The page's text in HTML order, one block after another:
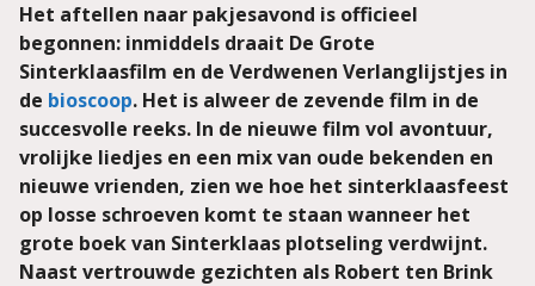
Het aftellen naar pakjesavond is officieel
begonnen: inmiddels draait De Grote
Sinterklaasfilm en de Verdwenen Verlanglijstjes in
de bioscoop. Het is alweer de zevende film in de
succesvolle reeks. In de nieuwe film vol avontuur,
vrolijke liedjes en een mix van oude bekenden en
nieuwe vrienden, zien we hoe het sinterklaasfeest
op losse schroeven komt te staan wanneer het
grote boek van Sinterklaas plotseling verdwijnt.
Naast vertrouwde gezichten als Robert ten Brink